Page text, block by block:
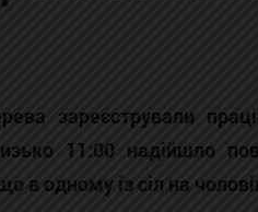
зареєстрували
11:00 надійшло
в одному із сіл на